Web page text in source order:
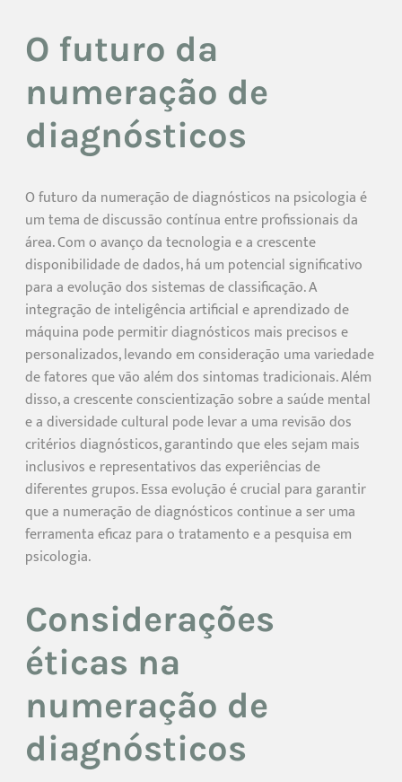
O futuro da
numeração de
diagnósticos
O futuro da numeração de diagnósticos na psicologia é
um tema de discussão contínua entre profissionais da
área. Com o avanço da tecnologia e a crescente
disponibilidade de dados, há um potencial significativo
para a evolução dos sistemas de classificação. A
integração de inteligência artificial e aprendizado de
máquina pode permitir diagnósticos mais precisos e
personalizados, levando em consideração uma variedade
de fatores que vão além dos sintomas tradicionais. Além
disso, a crescente conscientização sobre a saúde mental
e a diversidade cultural pode levar a uma revisão dos
critérios diagnósticos, garantindo que eles sejam mais
inclusivos e representativos das experiências de
diferentes grupos. Essa evolução é crucial para garantir
que a numeração de diagnósticos continue a ser uma
ferramenta eficaz para o tratamento e a pesquisa em
psicologia.
Considerações
éticas na
numeração de
diagnósticos